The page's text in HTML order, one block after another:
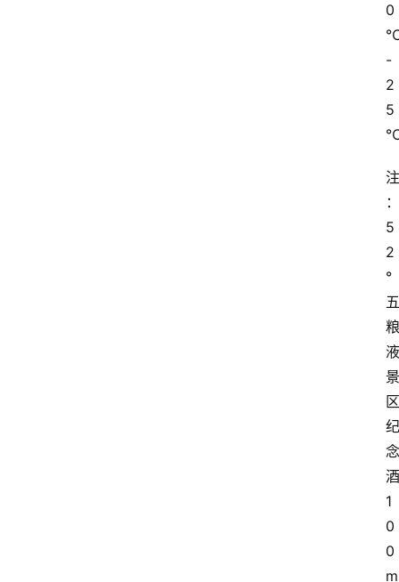
0
-
2
5
注
：
5
2
°
五
粮
液
景
区
纪
念
酒
1
0
0
m